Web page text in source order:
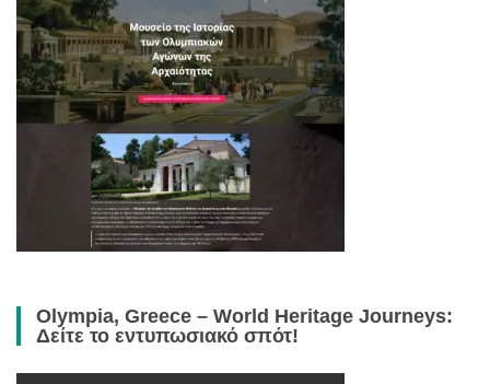
Olympia, Greece – World Heritage Journeys:
Δείτε το εντυπωσιακό σπότ!